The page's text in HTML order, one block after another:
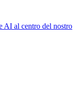
AI al centro del nostro